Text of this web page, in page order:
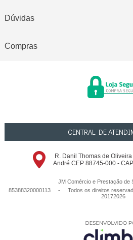
Dúvidas
Compras
CENTRAL DE
R. Danil Thomas de
André CEP 88745-000 -
JM Comércio e Prestação de
85388320000113 - Todos os direitos
20172026